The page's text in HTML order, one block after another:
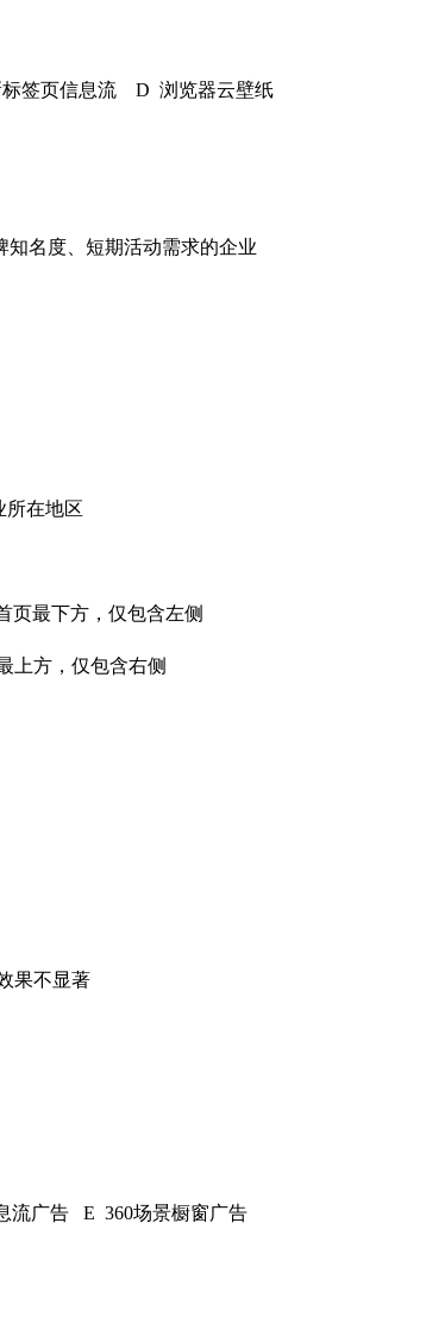
签页信息流 D 浏览器云壁纸
知名度、短期活动需求的企业
在地区
最下方，仅包含左侧
上方，仅包含右侧
果不显著
广告 E 360场景橱窗广告